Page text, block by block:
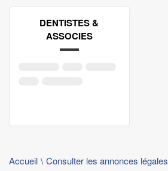
DENTISTES &
ASSOCIES
Accueil Consulter les annonces légales